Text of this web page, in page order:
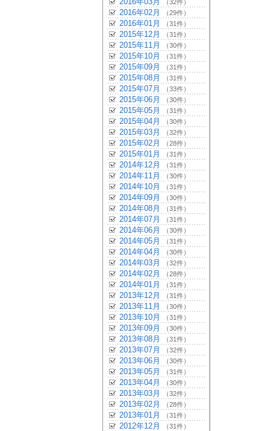
（32件）
2016年02月 （29件）
2016年01月 （31件）
2015年12月 （31件）
2015年11月 （30件）
2015年10月 （31件）
2015年09月 （31件）
2015年08月 （31件）
2015年07月 （33件）
2015年06月 （30件）
2015年05月 （31件）
2015年04月 （30件）
2015年03月 （32件）
2015年02月 （28件）
2015年01月 （31件）
2014年12月 （31件）
2014年11月 （30件）
2014年10月 （31件）
2014年09月 （30件）
2014年08月 （31件）
2014年07月 （31件）
2014年06月 （30件）
2014年05月 （31件）
2014年04月 （30件）
2014年03月 （32件）
2014年02月 （28件）
2014年01月 （31件）
2013年12月 （31件）
2013年11月 （30件）
2013年10月 （31件）
2013年09月 （30件）
2013年08月 （31件）
2013年07月 （32件）
2013年06月 （30件）
2013年05月 （31件）
2013年04月 （30件）
2013年03月 （32件）
2013年02月 （28件）
2013年01月 （31件）
2012年12月 （31件）